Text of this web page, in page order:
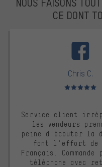
CE DONT
Chris C.
Note moyenne
Service client
les vendeurs
peine d'écouter la
font l'effort de
Français. Commande
téléphone avec